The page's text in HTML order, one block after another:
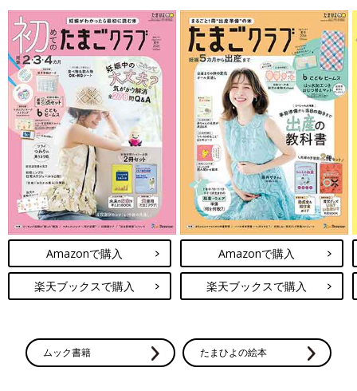
Amazonで購入
楽天ブックスで購入
Amazonで購入
楽天ブックスで購入
ムック書籍 たまひよの絵本